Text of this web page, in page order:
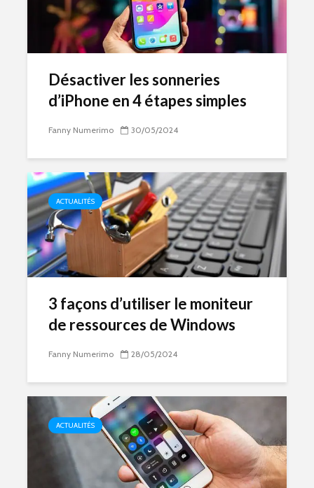
Désactiver les sonneries
d’iPhone en 4 étapes simples
Fanny Numerimo 30/05/2024
ACTUALITÉS
3 façons d’utiliser le moniteur
de ressources de Windows
Fanny Numerimo 28/05/2024
ACTUALITÉS